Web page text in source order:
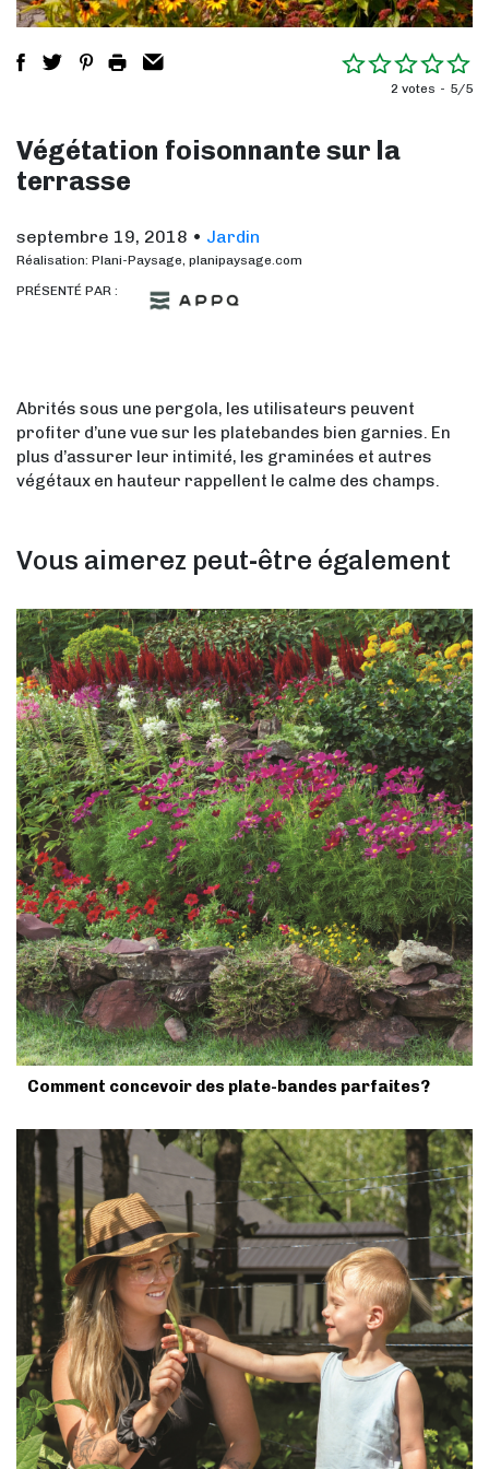
2 votes 5/5
Végétation foisonnante sur la
terrasse
septembre 19, 2018 • Jardin
Réalisation: Plani-Paysage, planipaysage.com
PRÉSENTÉ PAR :
Abrités sous une pergola, les utilisateurs peuvent
profiter d’une vue sur les platebandes bien garnies. En
plus d’assurer leur intimité, les graminées et autres
végétaux en hauteur rappellent le calme des champs.
Vous aimerez peut-être également
Comment concevoir des plate-bandes parfaites?